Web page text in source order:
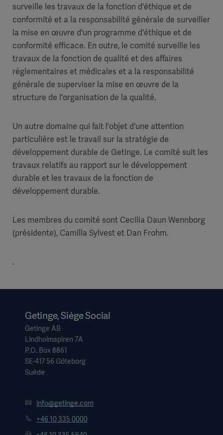
surveille les travaux de la fonction d'éthique et de
conformité et a la responsabilité générale de surveiller
la mise en œuvre d'un programme d'éthique et de
conformité efficace. En outre, le comité surveille les
travaux de la fonction de qualité et des affaires
réglementaires et médicales et a la responsabilité
générale de superviser la mise en œuvre de la
structure de l'organisation de la qualité.
Un autre domaine qui fait l'objet d'une attention
particulière est le travail sur la stratégie de
développement durable de Getinge. Le comité suit les
travaux relatifs au rapport sur le développement
durable et les travaux de la fonction de
développement durable.
Les membres du comité sont Cecilia Daun Wennborg
(présidente), Camilla Sylvest et Dan Frohm.
.
Getinge, Siège Social
Getinge AB
Lindholmspiren 7A
P.O. Box 8861
SE-417 56 Göteborg
Suède
info@getinge.com
+46 10 335 0000